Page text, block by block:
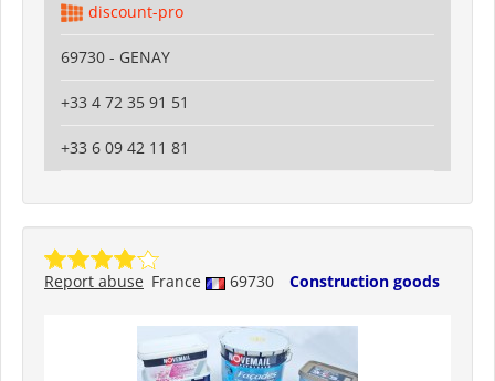
discount-pro
69730 - GENAY
+33 4 72 35 91 51
+33 6 09 42 11 81
France 69730 Construction goods
Report abuse